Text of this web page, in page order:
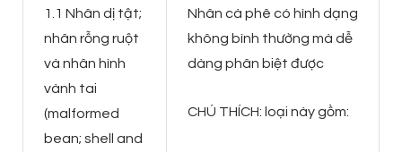
1.1 Nhân dị tật;
nhân rỗng ruột
và nhân hình
vành tai
(malformed
bean; shell and
Nhân cà phê có hình dạng
không bình thường mà dễ
dàng phân biệt được
CHÚ THÍCH: loại này gồm: